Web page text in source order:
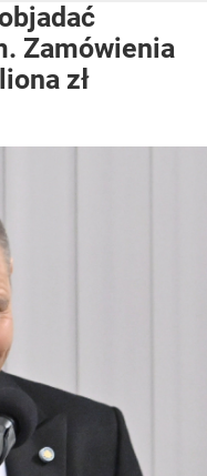
Zamówienia
zł